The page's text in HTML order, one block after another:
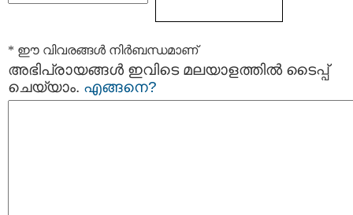
* ഈ വിവരങ്ങള്‍ നിര്‍ബന്ധമാണ്
അഭിപ്രായങ്ങള്‍ ഇവിടെ മലയാളത്തില്‍ ടൈപ്പ്
ചെയ്യാം. എങ്ങനെ?